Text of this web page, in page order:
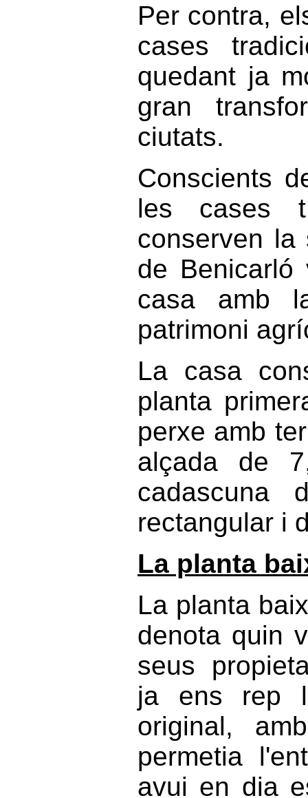
Per contra,
cases
quedant ja
gran
ciutats.
Conscients
les cases
conserven la
de Benicarló
casa amb
patrimoni
La casa
planta
perxe amb
alçada de
cadascuna
rectangular i
La planta
La planta
denota quin
seus
ja ens rep
original,
permetia
avui en dia